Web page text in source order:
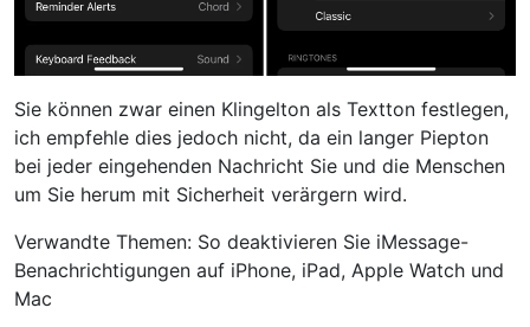
Sie können zwar einen Klingelton als Textton festlegen,
ich empfehle dies jedoch nicht, da ein langer Piepton
bei jeder eingehenden Nachricht Sie und die Menschen
um Sie herum mit Sicherheit verärgern wird.
Verwandte Themen: So deaktivieren Sie iMessage-
Benachrichtigungen auf iPhone, iPad, Apple Watch und
Mac